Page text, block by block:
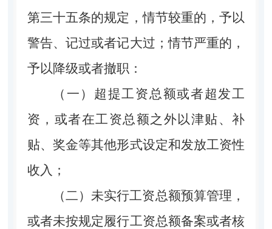
第三十五条的规定，情节较重的，予以
警告、记过或者记大过；情节严重的，
予以降级或者撤职：
（一）超提工资总额或者超发工
资，或者在工资总额之外以津贴、补
贴、奖金等其他形式设定和发放工资性
收入；
（二）未实行工资总额预算管理，
或者未按规定履行工资总额备案或者核